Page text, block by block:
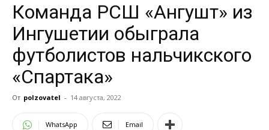
Команда РСШ «Ангушт» из
Ингушетии обыграла
футболистов нальчикского
«Спартака»
От polzovatel - 14 августа, 2022
WhatsApp Email